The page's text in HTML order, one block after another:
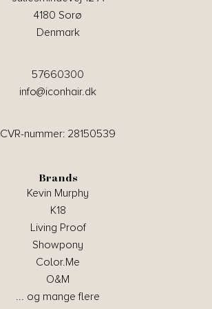
4180 Sorø
Denmark
57660300
info@iconhair.dk
CVR-nummer: 28150539
Brands
Kevin Murphy
K18
Living Proof
Showpony
Color.Me
O&M
... og mange flere